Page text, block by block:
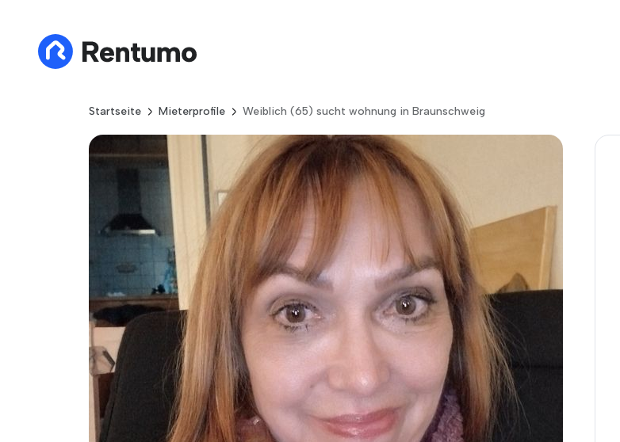
Startseite Mieterprofile Weiblich (65) sucht wohnung in Braunschweig